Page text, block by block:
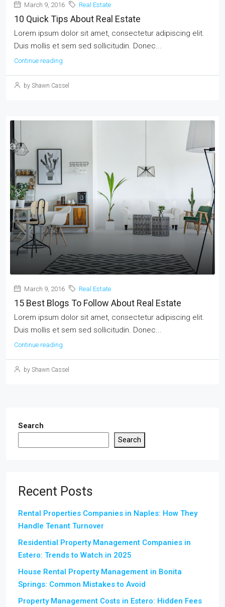
March 9, 2016 Real Estate
10 Quick Tips About Real Estate
Lorem ipsum dolor sit amet, consectetur adipiscing elit.
Duis mollis et sem sed sollicitudin. Donec...
Continue reading
by Shawn Cassel
March 9, 2016 Real Estate
15 Best Blogs To Follow About Real Estate
Lorem ipsum dolor sit amet, consectetur adipiscing elit.
Duis mollis et sem sed sollicitudin. Donec...
Continue reading
by Shawn Cassel
Search
Search
Recent Posts
Rental Properties Companies in Naples: How They
Handle Tenant Turnover
Residential Property Management Companies in
Estero: Trends to Watch in 2025
House Rental Property Management in Bonita
Springs: Common Mistakes to Avoid
Property Management Costs in Estero: Hidden Fees